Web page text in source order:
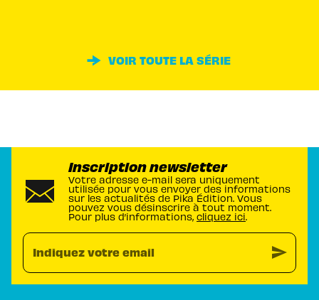
VOIR TOUTE LA SÉRIE
Inscription newsletter
Votre adresse e-mail sera uniquement
utilisée pour vous envoyer des informations
sur les actualités de Pika Édition. Vous
pouvez vous désinscrire à tout moment.
Pour plus d’informations, cliquez ici.
Indiquez votre email send